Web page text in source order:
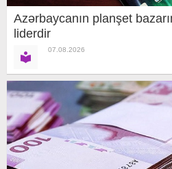
Azərbaycanın planşet
liderdir
07.08.2026